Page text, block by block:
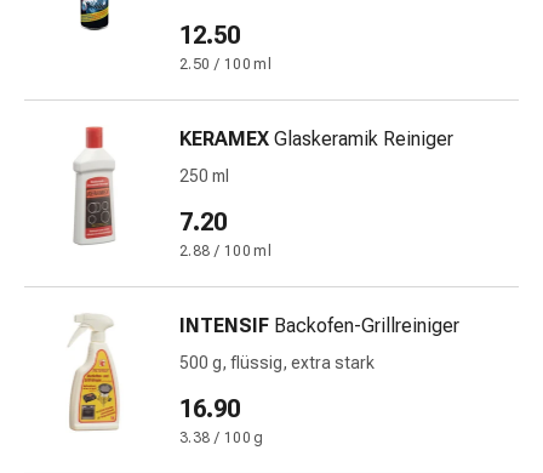
Zubehör
Schlauch-
Verbandsmaterial
Verbrennungen
Sonnenbrand
Verbandwechsel-
Sets
Wundauflagen
Wundsprays
Wundverschlussstreifen
12.50
2.50 / 100 ml
KERAMEX Glaskeramik Reiniger
250 ml
7.20
2.88 / 100 ml
INTENSIF Backofen-Grillreiniger
500 g, flüssig, extra stark
16.90
3.38 / 100 g